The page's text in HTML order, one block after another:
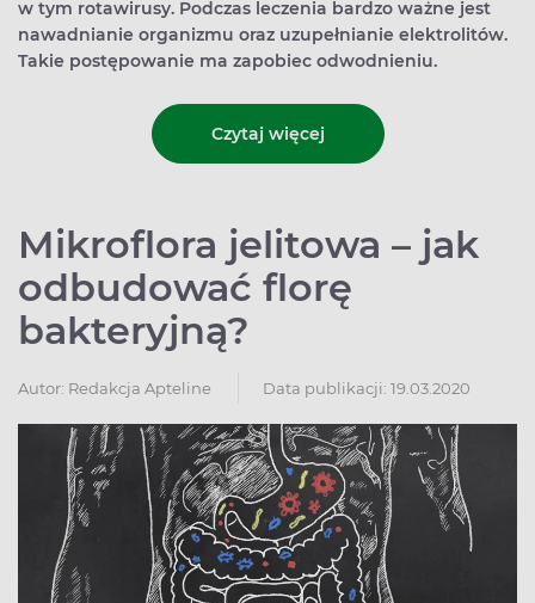
w tym rotawirusy. Podczas leczenia bardzo ważne jest
nawadnianie organizmu oraz uzupełnianie elektrolitów.
Takie postępowanie ma zapobiec odwodnieniu.
Czytaj więcej
Mikroflora jelitowa – jak
odbudować florę
bakteryjną?
Autor: Redakcja Apteline Data publikacji: 19.03.2020